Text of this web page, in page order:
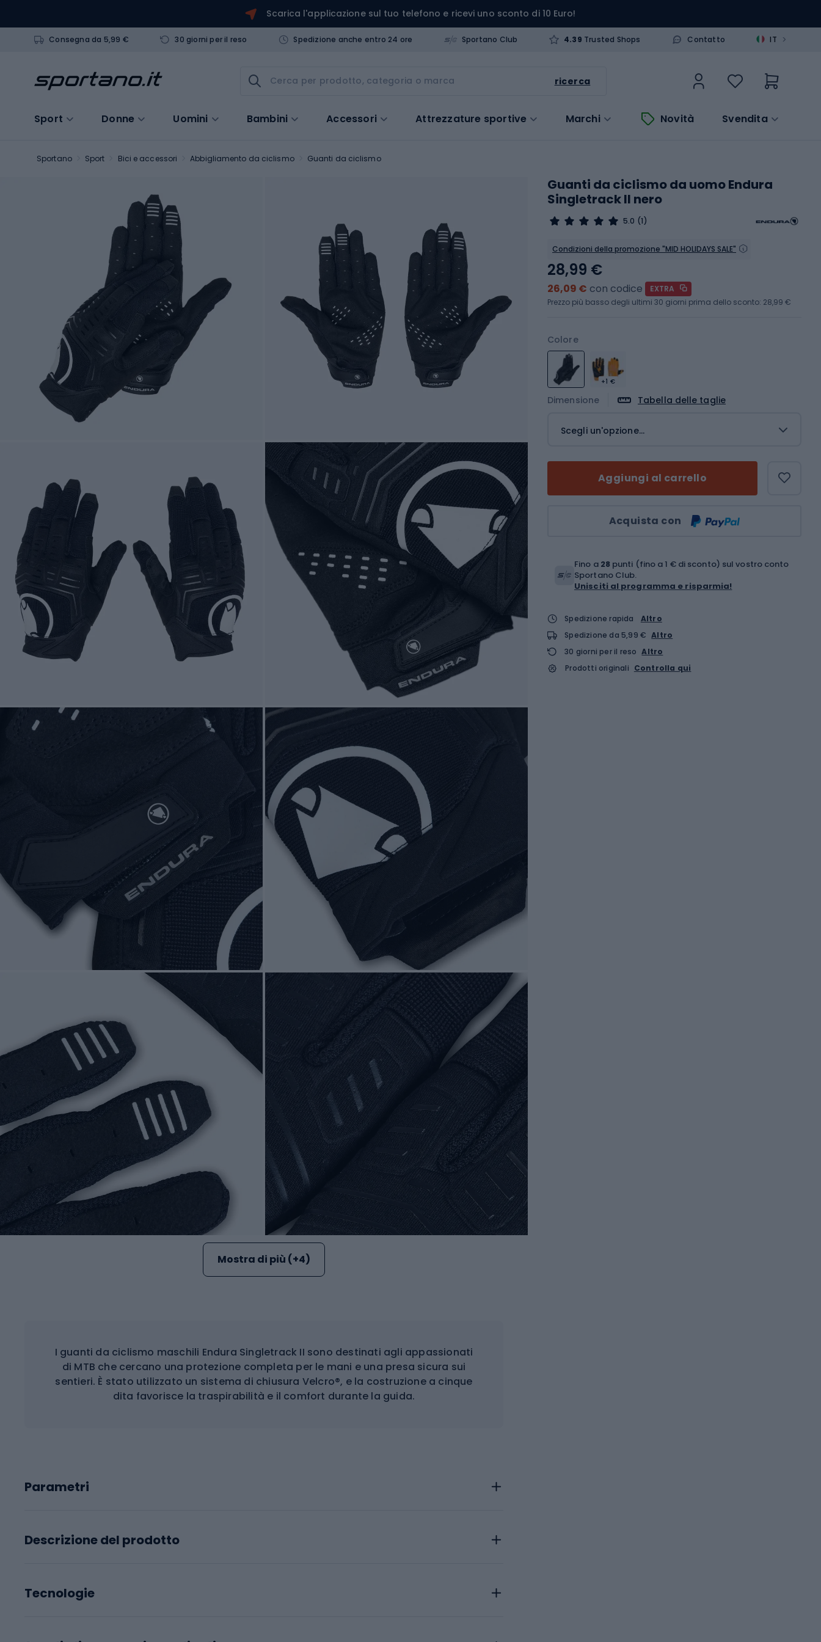
Scarica l'applicazione sul tuo telefono e ricevi uno sconto di 10 Euro!
Consegna da 5,99 € 30 giorni per il reso Spedizione anche entro 24 ore Sportano Club 4.39 Trusted Shops Contatto IT >
ricerca
Sport Donne Uomini Bambini Accessori Attrezzature sportive Marchi Novità Svendita
Sportano Sport Bici e accessori Abbigliamento da ciclismo Guanti da ciclismo
Mostra di più (+4)
I guanti da ciclismo maschili Endura Singletrack II sono destinati agli appassionati
di MTB che cercano una protezione completa per le mani e una presa sicura sui
sentieri. È stato utilizzato un sistema di chiusura Velcro®, e la costruzione a cinque
dita favorisce la traspirabilità e il comfort durante la guida.
Parametri
Descrizione del prodotto
Tecnologie
Guanti da ciclismo da uomo Endura
Singletrack II nero
5.0 (1)
Condizioni della promozione "MID HOLIDAYS SALE"
Colore
+1 €
Dimensione Tabella delle taglie
Scegli un'opzione...
Aggiungi al carrello
Acquista con
28,99 €
26,09 € con codice
EXTRA
Prezzo più basso degli ultimi 30 giorni prima dello sconto: 28,99 €
Fino a 28 punti (fino a 1 € di sconto) sul vostro conto
Sportano Club.
Unisciti al programma e risparmia!
Spedizione rapida
Altro
Spedizione da 5,99 € Altro
30 giorni per il reso Altro
Prodotti originali Controlla qui